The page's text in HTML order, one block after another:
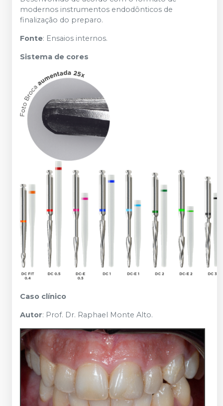
modernos instrumentos endodônticos de
finalização do preparo.
Fonte: Ensaios internos.
Sistema de cores
Caso clínico
Autor: Prof. Dr. Raphael Monte Alto.